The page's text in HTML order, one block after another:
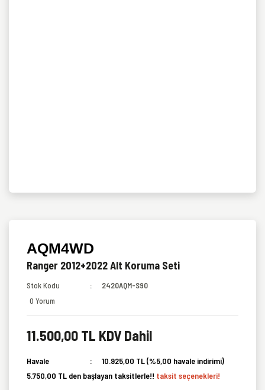
AQM4WD
Ranger 2012+2022 Alt Koruma Seti
Stok Kodu
2420AQM-S90
0 Yorum
11.500,00 TL KDV Dahil
Havale
10.925,00 TL (%5,00 havale indirimi)
5.750,00 TL den başlayan taksitlerle!! taksit seçenekleri!